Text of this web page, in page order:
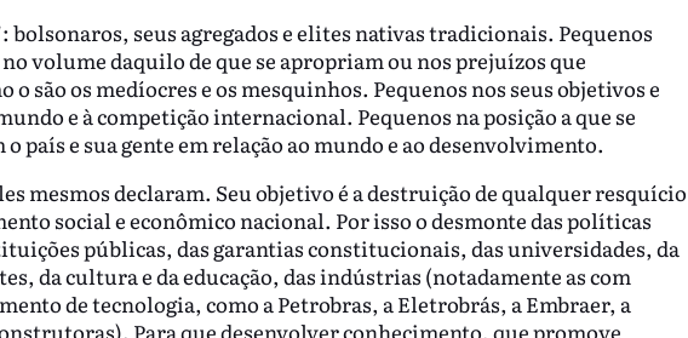
bolsonaros, seus agregados e elites nativas tradicionais. Pequenos
volume daquilo de que se apropriam ou nos prejuízos que
o são os medíocres e os mesquinhos. Pequenos nos seus objetivos e
e à competição internacional. Pequenos na posição a que se
país e sua gente em relação ao mundo e ao desenvolvimento.
mesmos declaram. Seu objetivo é a destruição de qualquer resquício
social e econômico nacional. Por isso o desmonte das políticas
públicas, das garantias constitucionais, das universidades, da
da cultura e da educação, das indústrias (notadamente as com
de tecnologia, como a Petrobras, a Eletrobrás, a Embraer, a
Para que desenvolver conhecimento, que promove